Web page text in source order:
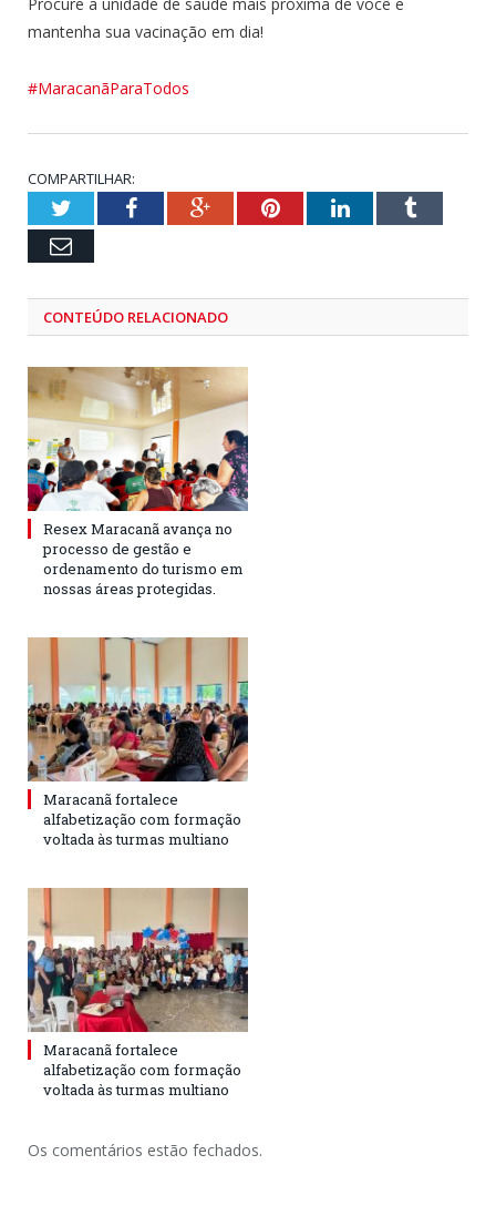
mantenha sua vacinação em dia!
#MaracanãParaTodos
COMPARTILHAR:
TwitterFacebookGoogle+PinterestLinkedInTumblr
Email
CONTEÚDO RELACIONADO
Resex Maracanã avança no
processo de gestão e
ordenamento do turismo em
nossas áreas protegidas.
Maracanã fortalece
alfabetização com formação
voltada às turmas multiano
Maracanã fortalece
alfabetização com formação
voltada às turmas multiano
Os comentários estão fechados.